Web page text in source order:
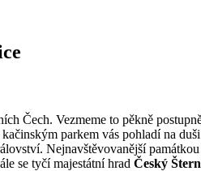
Čech. Vezmeme to pěkně
parkem vás pohladí na
Nejnavštěvovanější
se tyčí majestátní hrad Český